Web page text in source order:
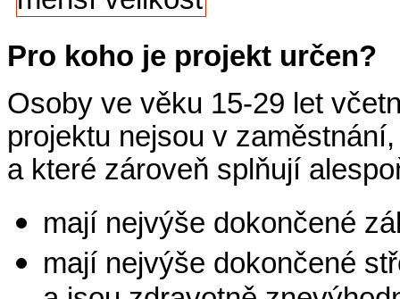
Pro koho je projekt určen?
Osoby ve věku 15-29 let
projektu nejsou v
a které zároveň splňují
mají nejvýše dokončené
mají nejvýše dokončené